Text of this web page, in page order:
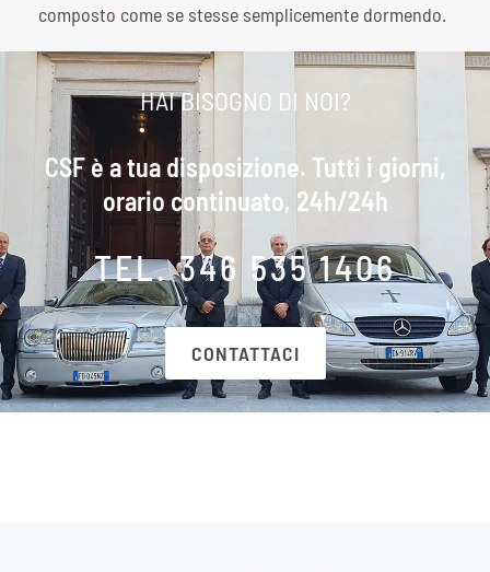
composto come se stesse semplicemente dormendo.
HAI BISOGNO DI NOI?
CSF è a tua disposizione. Tutti i giorni,
orario continuato, 24h/24h
TEL. 346 535 1406
CONTATTACI